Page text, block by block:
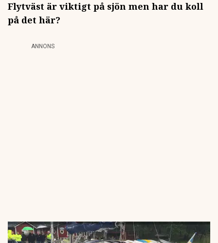
Flytväst är viktigt på sjön men har du koll
på det här?
ANNONS